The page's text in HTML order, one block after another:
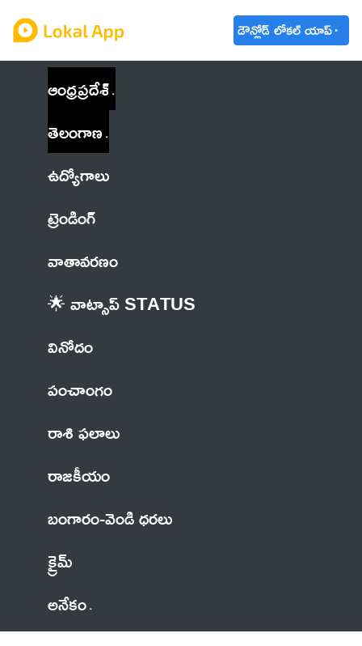
డౌన్లోడ్ లోకల్ యాప్
ఆంధ్రప్రదేశ్
తెలంగాణ
ఉద్యోగాలు
ట్రెండింగ్
వాతావరణం
🌟 వాట్సాప్ STATUS
వినోదం
పంచాంగం
రాశి ఫలాలు
రాజకీయం
బంగారం-వెండి ధరలు
క్రైమ్
అనేకం